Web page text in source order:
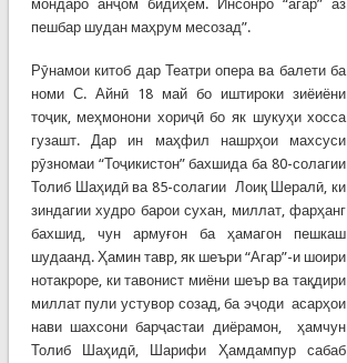
мондаро анҷом бидиҳем. Инсонро “агар” аз
пешбар шудан маҳрум месозад”.
Рӯнамои китоб дар Театри опера ва балети ба
номи С. Айнӣ 18 май бо иштироки зиёиёни
тоҷик, меҳмонони хориҷӣ бо як шукуҳи хосса
гузашт. Дар ин маҳфил нашрҳои махсуси
рӯзномаи “Тоҷикистон” бахшида ба 80-солагии
Толиб Шаҳидӣ ва 85-солагии Лоиқ Шералӣ, ки
зиндагии худро барои сухан, миллат, фарҳанг
бахшид, чун армуғон ба ҳамагон пешкаш
шудаанд. Ҳамин тавр, як шеъри “Агар”-и шоири
нотакроре, ки тавонист миёни шеър ва тақдири
миллат пули устувор созад, ба эҷоди асарҳои
нави шахсони барҷастаи диёрамон, ҳамчун
Толиб Шаҳидӣ, Шарифи Ҳамдампур сабаб